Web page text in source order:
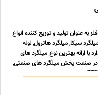
عنوان تولید و توزیع کننده انواع
سیکا, میلگرد هاترول, لوله
با ارائه بهترین نوع میلگرد های
صنعت پخش میلگرد های صنعتی,